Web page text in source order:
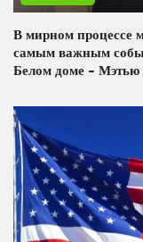
В мирном процессе
самым важным
Белом доме - Мэтью